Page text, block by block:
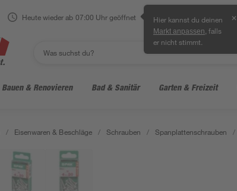
Heute wieder ab 07:00 Uhr geöffnet Hier kannst du deinen
Markt anpassen , falls
er nicht stimmt.
✕
Bauen & Renovieren Bad & Sanitär Garten & Freizeit
/ Eisenwaren & Beschläge / Schrauben / Spanplattenschrauben /